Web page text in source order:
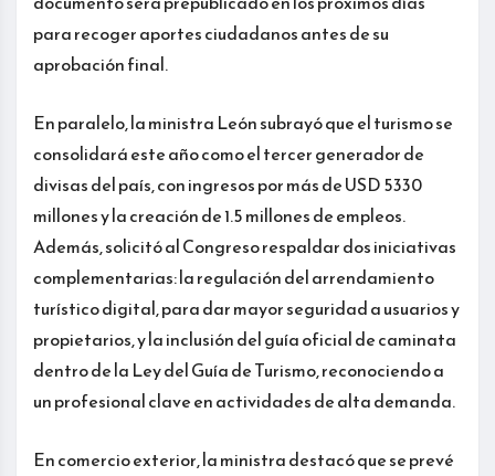
para recoger aportes ciudadanos antes de su
aprobación final.
En paralelo, la ministra León subrayó que el turismo se
consolidará este año como el tercer generador de
divisas del país, con ingresos por más de USD 5330
millones y la creación de 1.5 millones de empleos.
Además, solicitó al Congreso respaldar dos iniciativas
complementarias: la regulación del arrendamiento
turístico digital, para dar mayor seguridad a usuarios y
propietarios, y la inclusión del guía oficial de caminata
dentro de la Ley del Guía de Turismo, reconociendo a
un profesional clave en actividades de alta demanda.
En comercio exterior, la ministra destacó que se prevé